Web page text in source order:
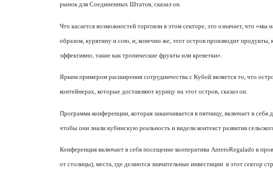
рынок для Соединенных Штатов, сказал он.
Что касается возможностей торговли в этом секторе, это означает, что «мы
образом, курятину и сою, и, конечно же, этот остров производит
эффективно, такие как тропические фрукты или креветки».
Ярким примером расширения сотрудничества с Кубой является то, что
контейнерах, которые доставляют курицу на этот остров, сказал он.
Программа конференции, которая заканчивается в пятницу, включает в
чтобы они знали кубинскую реальность и видели контекст развития
Конференция включает в себя посещение кооператива AnteroRegalado в
от столицы), места, где делаются значительные инвестиции в этот сектор